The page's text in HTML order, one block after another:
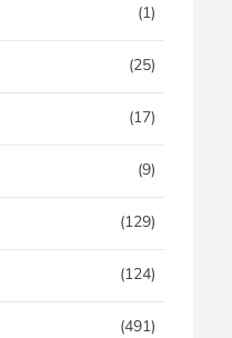
(1)
(25)
(17)
(9)
(129)
(124)
(491)